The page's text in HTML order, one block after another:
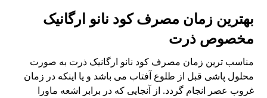
بهترین زمان مصرف کود نانو ارگانیک
مخصوص ذرت
مناسب ترین زمان مصرف کود نانو ارگانیک ذرت به صورت
محلول پاشی قبل از طلوع آفتاب می باشد و یا اینکه در زمان
غروب عصر انجام گردد. از آنجایی که در برابر اشعه ماورا